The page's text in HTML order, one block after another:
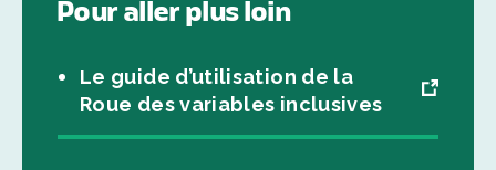
Pour aller plus loin
Le guide d’utilisation de la
Roue des variables inclusives